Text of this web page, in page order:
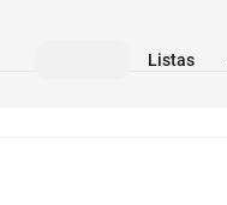
Listas